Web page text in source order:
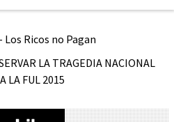
Ricos no Pagan
LA TRAGEDIA NACIONAL
LA FUL 2015